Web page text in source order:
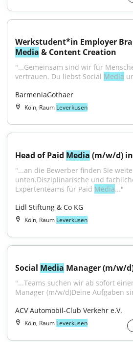
Media & Content Creation
"...Gemeinsam sind wir für
vertrauen. Du liebst Social Media
BarmeniaGothaer
Köln, Raum Leverkusen
Head of Paid Media (m/w/d)
"...an die Bewerber finden Sie
unten.Disziplinarische und
Expertenteams für Paid Media..."
Lidl Stiftung & Co KG
Köln, Raum Leverkusen
Social Media Manager (m/w/
"...Teams suchen wir ab sofort
Manager (m/w/d)Deine Aufgaben
ACV Automobil-Club Verkehr e.V.
Köln, Raum Leverkusen